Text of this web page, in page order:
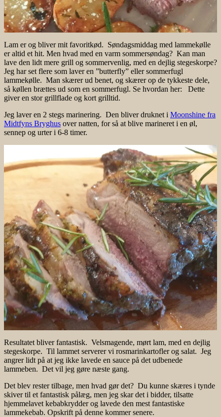
Lam er og bliver mit favoritkød. Søndagsmiddag med lammekølle
er altid et hit. Men hvad med en varm sommersøndag? Kan man
lave den lidt mere grill og sommervenlig, med en dejlig stegeskorpe?
Jeg har set flere som laver en ”butterfly” eller sommerfugl
lammekølle. Man skærer ud benet, og skærer op de tykkeste dele,
så køllen brættes ud som en sommerfugl. Se hvordan her: Dette
giver en stor grillflade og kort grilltid.
Jeg laver en 2 stegs marinering. Den bliver druknet i Moonshine fra
Midtfyns Bryghus over natten, for så at blive marineret i en øl,
sennep og urter i 6-8 timer.
Resultatet bliver fantastisk. Velsmagende, mørt lam, med en dejlig
stegeskorpe. Til lammet serverer vi rosmarinkartofler og salat. Jeg
angrer lidt på at jeg ikke lavede en sauce på det udbenede
lammeben. Det vil jeg gøre næste gang.
Det blev rester tilbage, men hvad gør det? Du kunne skæres i tynde
skiver til et fantastisk pålæg, men jeg skar det i bidder, tilsatte
hjemmelavet kebabkrydder og lavede den mest fantastiske
lammekebab. Opskrift på denne kommer senere.